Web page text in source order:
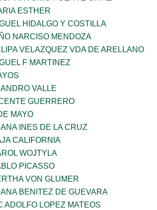
ESTHER
HIDALGO Y COSTILLA
NARCISO MENDOZA
VELAZQUEZ VDA DE ARELLANO
F MARTINEZ
VALLE
GUERRERO
MAYO
INES DE LA CRUZ
CALIFORNIA
WOJTYLA
PICASSO
VON GLUMER
BENITEZ DE GUEVARA
ADOLFO LOPEZ MATEOS